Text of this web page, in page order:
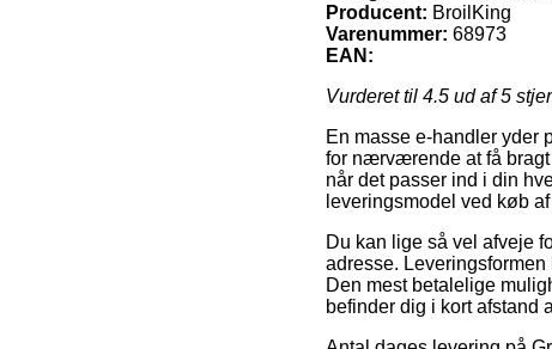
Producent: BroilKing
Varenummer: 68973
EAN:
Vurderet til 4.5 ud af 5
En masse e-handler yder
for nærværende at få bragt
når det passer ind i din
leveringsmodel ved køb
Du kan lige så vel afveje
adresse.
Den mest betalelige
befinder dig i kort afstand